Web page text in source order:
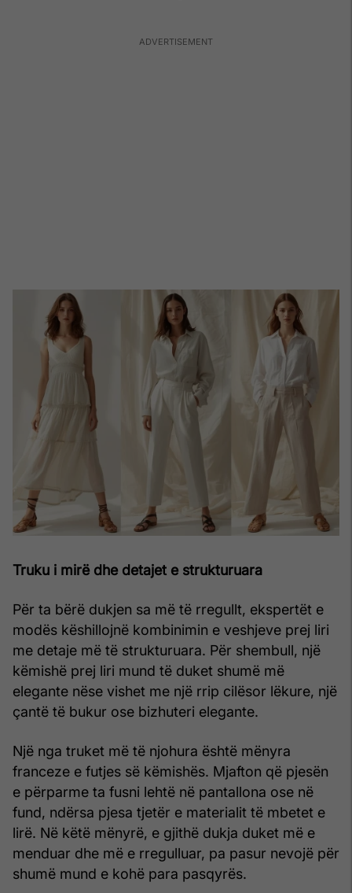
Truku i mirë dhe detajet e strukturuara
Për ta bërë dukjen sa më të rregullt, ekspertët e
modës këshillojnë kombinimin e veshjeve prej liri
me detaje më të strukturuara. Për shembull, një
këmishë prej liri mund të duket shumë më
elegante nëse vishet me një rrip cilësor lëkure, një
çantë të bukur ose bizhuteri elegante.
Një nga truket më të njohura është mënyra
franceze e futjes së këmishës. Mjafton që pjesën
e përparme ta fusni lehtë në pantallona ose në
fund, ndërsa pjesa tjetër e materialit të mbetet e
lirë. Në këtë mënyrë, e gjithë dukja duket më e
menduar dhe më e rregulluar, pa pasur nevojë për
shumë mund e kohë para pasqyrës.